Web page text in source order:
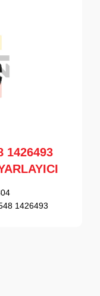
1426493
1426493